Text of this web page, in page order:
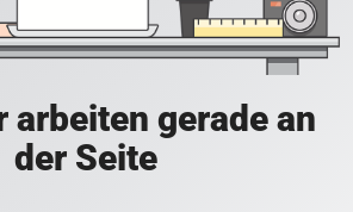
arbeiten gerade an
der Seite